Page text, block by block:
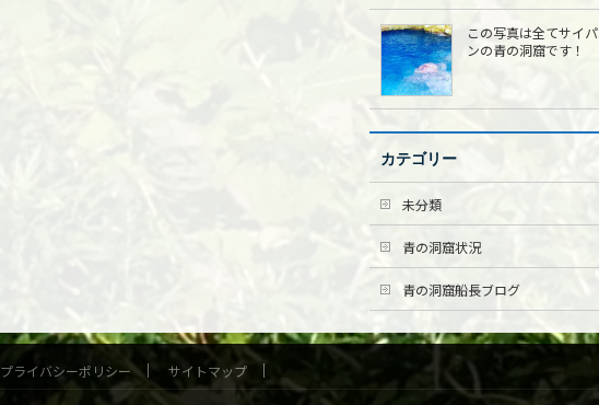
この写真は全てサイパ
ンの青の洞窟です！
カテゴリー
未分類
青の洞窟状況
青の洞窟船長ブログ
プライバシーポリシー サイトマップ